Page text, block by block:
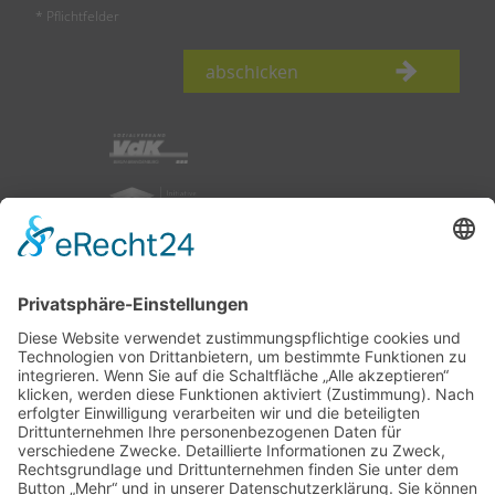
* Pflichtfelder
abschicken